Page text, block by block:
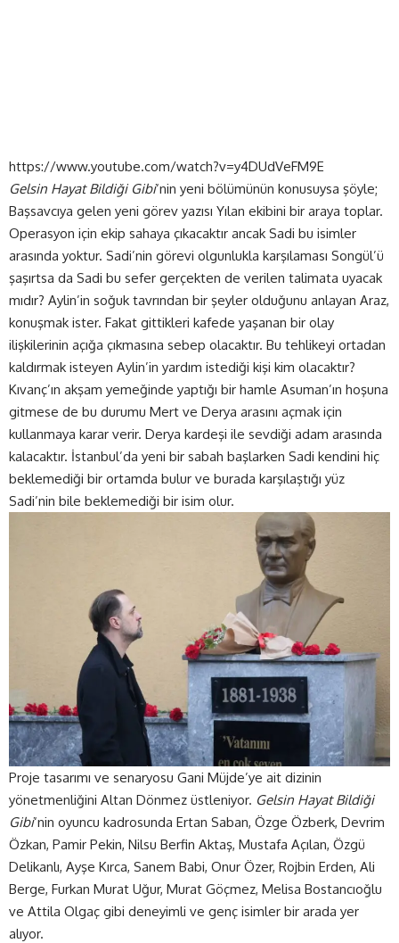
https://www.youtube.com/watch?v=y4DUdVeFM9E
Gelsin Hayat Bildiği Gibi‘nin yeni bölümünün konusuysa şöyle;
Başsavcıya gelen yeni görev yazısı Yılan ekibini bir araya toplar.
Operasyon için ekip sahaya çıkacaktır ancak Sadi bu isimler
arasında yoktur. Sadi’nin görevi olgunlukla karşılaması Songül’ü
şaşırtsa da Sadi bu sefer gerçekten de verilen talimata uyacak
mıdır? Aylin’in soğuk tavrından bir şeyler olduğunu anlayan Araz,
konuşmak ister. Fakat gittikleri kafede yaşanan bir olay
ilişkilerinin açığa çıkmasına sebep olacaktır. Bu tehlikeyi ortadan
kaldırmak isteyen Aylin’in yardım istediği kişi kim olacaktır?
Kıvanç’ın akşam yemeğinde yaptığı bir hamle Asuman’ın hoşuna
gitmese de bu durumu Mert ve Derya arasını açmak için
kullanmaya karar verir. Derya kardeşi ile sevdiği adam arasında
kalacaktır. İstanbul’da yeni bir sabah başlarken Sadi kendini hiç
beklemediği bir ortamda bulur ve burada karşılaştığı yüz
Sadi’nin bile beklemediği bir isim olur.
Proje tasarımı ve senaryosu Gani Müjde’ye ait dizinin
yönetmenliğini Altan Dönmez üstleniyor. Gelsin Hayat Bildiği
Gibi‘nin oyuncu kadrosunda Ertan Saban, Özge Özberk, Devrim
Özkan, Pamir Pekin, Nilsu Berfin Aktaş, Mustafa Açılan, Özgü
Delikanlı, Ayşe Kırca, Sanem Babi, Onur Özer, Rojbin Erden, Ali
Berge, Furkan Murat Uğur, Murat Göçmez, Melisa Bostancıoğlu
ve Attila Olgaç gibi deneyimli ve genç isimler bir arada yer
alıyor.